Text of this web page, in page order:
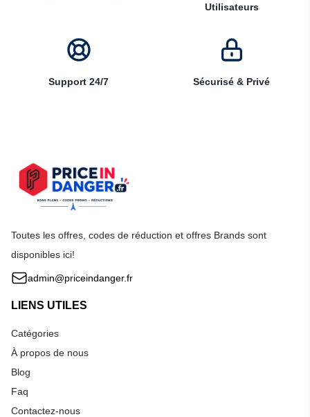
Utilisateurs
Support 24/7 Sécurisé & Privé
Toutes les offres, codes de réduction et offres Brands sont
disponibles ici!
admin@priceindanger.fr
LIENS UTILES
Catégories
À propos de nous
Blog
Faq
Contactez-nous